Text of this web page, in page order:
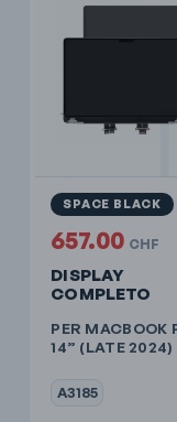
DISPLAY
COMPLETO
PER MACBOOK
14” (LATE 2024)
A3185
SPACE BLACK
657.00 CHF